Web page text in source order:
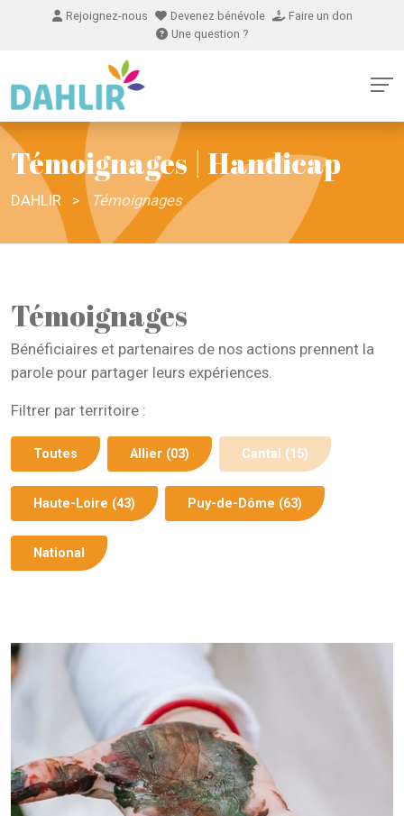
Rejoignez-nous Devenez bénévole
Faire un don
Une question ?
Témoignages | Handicap
DAHLIR > Témoignages
Témoignages
Bénéficiaires et partenaires de nos actions prennent la
parole pour partager leurs expériences.
Filtrer par territoire :
Toutes Allier (03) Cantal (15)
Haute-Loire (43) Puy-de-Dôme (63)
National